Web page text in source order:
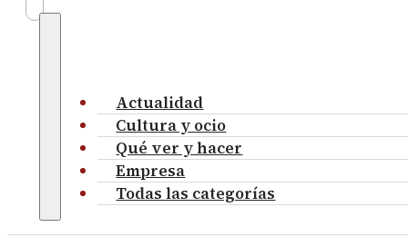
Actualidad
Cultura y ocio
Qué ver y hacer
Empresa
Todas las categorías